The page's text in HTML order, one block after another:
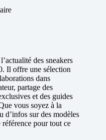
des sneakers
Il offre une sélection
dans
partage des
et des guides
vous soyez à la
d’infos sur des modèles
référence pour tout ce